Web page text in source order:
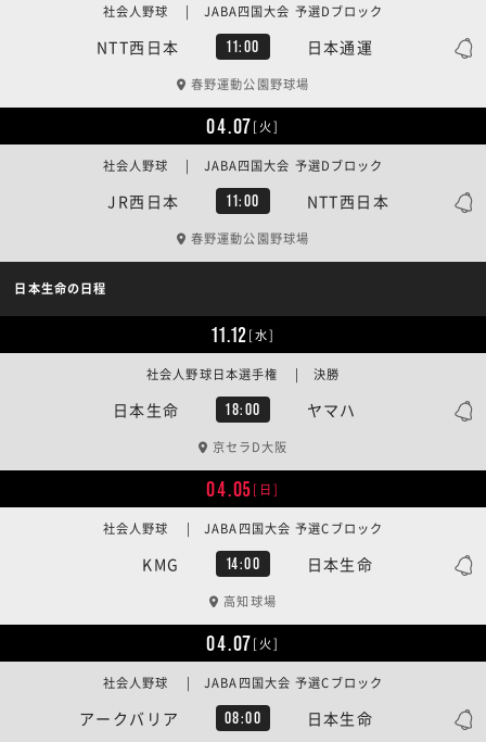
NTT西日本 11:00 日本通運
社会人野球 | JABA四国大会 予選Dブロック
春野運動公園野球場
04.07[火]
JR西日本 11:00 NTT西日本
社会人野球 | JABA四国大会 予選Dブロック
春野運動公園野球場
日本生命の日程
11.12[水]
日本生命 18:00 ヤマハ
社会人野球日本選手権 | 決勝
京セラD大阪
04.05[日]
KMG 14:00 日本生命
社会人野球 | JABA四国大会 予選Cブロック
高知球場
04.07[火]
アークバリア 08:00 日本生命
社会人野球 | JABA四国大会 予選Cブロック